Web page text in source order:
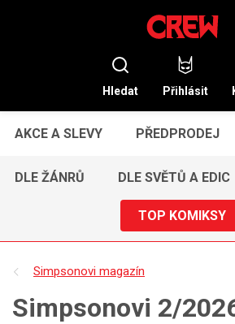
Hledat Přihlásit
AKCE A SLEVY PŘEDPRODEJ
DLE ŽÁNRŮ DLE SVĚTŮ A EDIC
TOP KOMIKSY
Simpsonovi magazín
Simpsonovi 2/